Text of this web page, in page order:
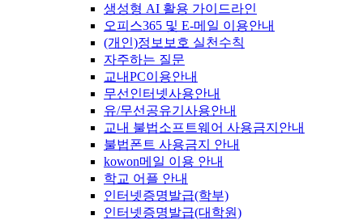
생성형 AI 활용 가이드라인
오피스365 및 E-메일 이용안내
(개인)정보보호 실천수칙
자주하는 질문
교내PC이용안내
무선인터넷사용안내
유/무선공유기사용안내
교내 불법소프트웨어 사용금지안내
불법폰트 사용금지 안내
kowon메일 이용 안내
학교 어플 안내
인터넷증명발급(학부)
인터넷증명발급(대학원)